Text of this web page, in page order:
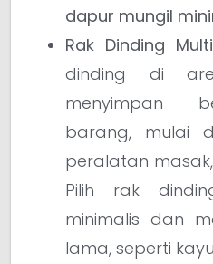
dapur mungil
Rak Dinding
dinding di
menyimpan
barang, mulai
peralatan
Pilih rak
minimalis dan
lama, seperti